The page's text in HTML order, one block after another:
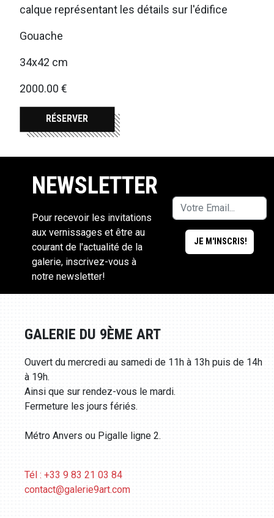
calque représentant les détails sur l'édifice
Gouache
34x42 cm
2000.00 €
RÉSERVER
NEWSLETTER
Pour recevoir les invitations
aux vernissages et être au
courant de l'actualité de la
galerie, inscrivez-vous à
notre newsletter!
GALERIE DU 9ÈME ART
Ouvert du mercredi au samedi de 11h à 13h puis de 14h
à 19h.
Ainsi que sur rendez-vous le mardi.
Fermeture les jours fériés.
Métro Anvers ou Pigalle ligne 2.
Tél : +33 9 83 21 03 84
contact@galerie9art.com